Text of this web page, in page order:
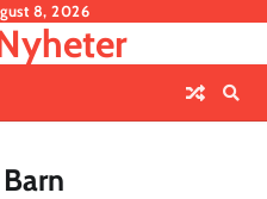
8, 2026